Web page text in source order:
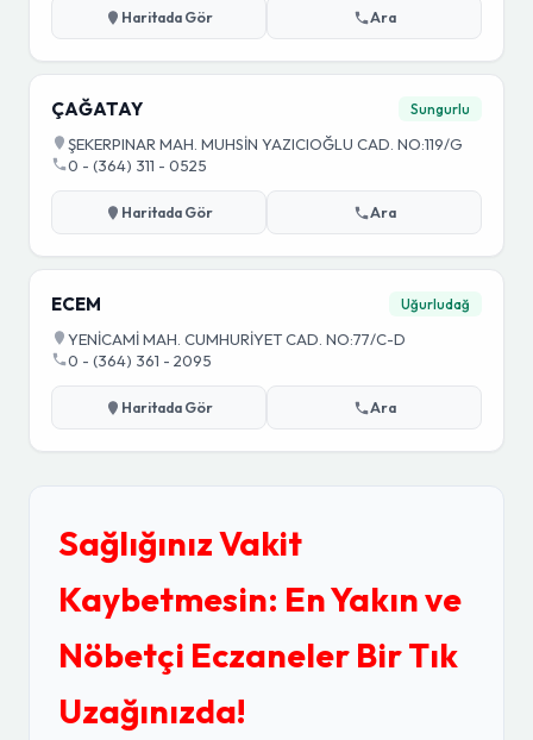
Haritada Gör Ara
ÇAĞATAY Sungurlu
ŞEKERPINAR MAH. MUHSİN YAZICIOĞLU CAD. NO:119/G
0 - (364) 311 - 0525
Haritada Gör Ara
ECEM Uğurludağ
YENİCAMİ MAH. CUMHURİYET CAD. NO:77/C-D
0 - (364) 361 - 2095
Haritada Gör Ara
Sağlığınız Vakit
Kaybetmesin: En Yakın ve
Nöbetçi Eczaneler Bir Tık
Uzağınızda!